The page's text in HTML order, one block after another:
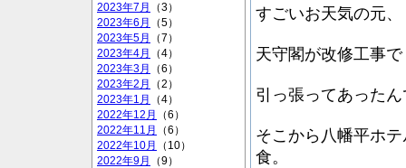
2023年7月
（3）
2023年6月
（5）
2023年5月
（7）
2023年4月
（4）
2023年3月
（6）
2023年2月
（2）
2023年1月
（4）
2022年12月
（6）
2022年11月
（6）
2022年10月
（10）
2022年9月
（9）
すごいお天気の元
天守閣が改修工事
引っ張ってあった
そこから八幡平ホ
食。